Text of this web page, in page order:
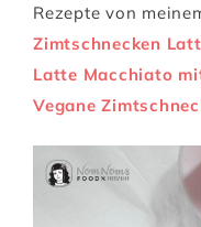
Rezepte von
Zimtschnecken
Latte Macchiato
Vegane